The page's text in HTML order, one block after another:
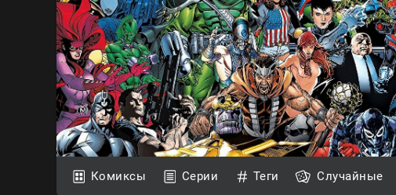
Комиксы Серии Теги Случайные